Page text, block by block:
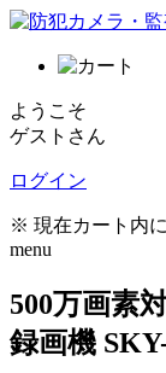
ようこそ
ゲストさん
ログイン
※ 現在カート内
menu
500万画素
録画機